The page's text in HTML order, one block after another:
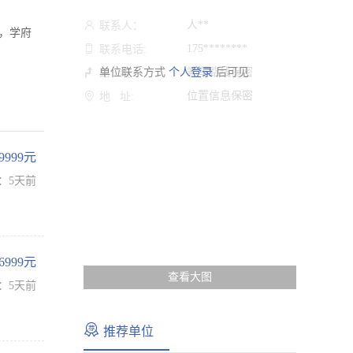
学府
元
5天前
元
5天前
单位联系方式 个人登录后可见
联系人： 人**
联系电话: 175********
路 线: 乘车路线保密
地 址: 位置信息保密
查看大图
推荐单位